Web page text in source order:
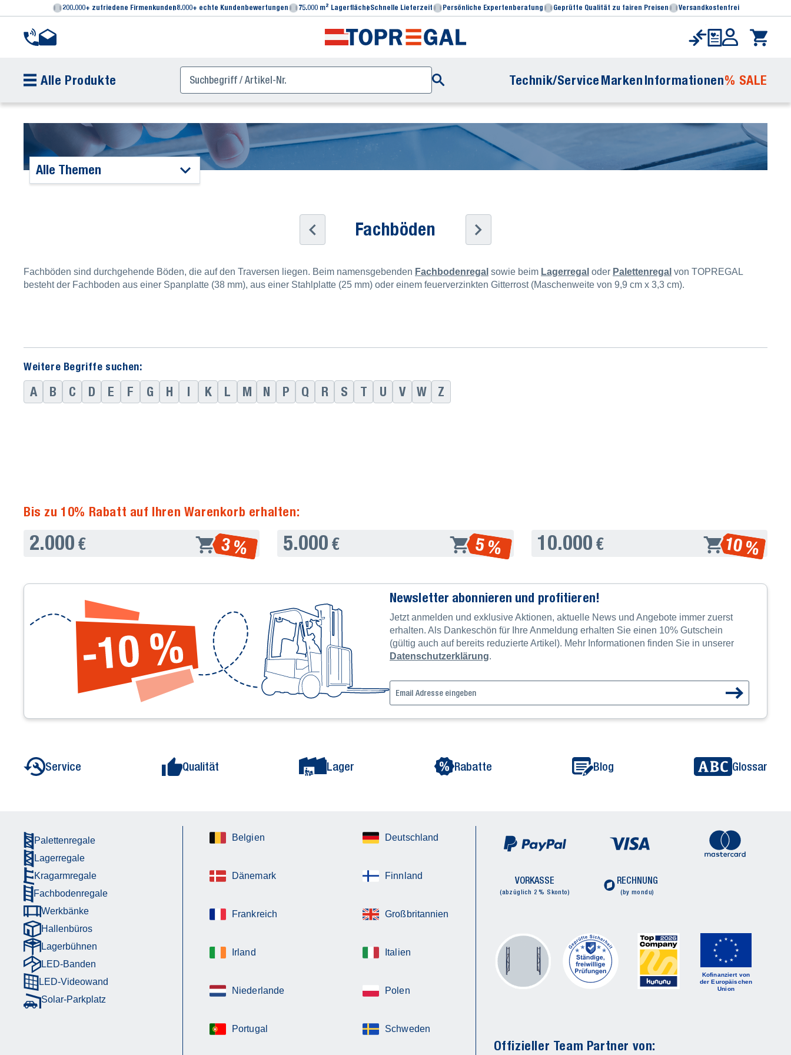
200.000+ zufriedene Firmenkunden8.000+ echte Kundenbewertungen 75.000 m² LagerflächeSchnelle Lieferzeit Persönliche Expertenberatung Geprüfte Qualität zu fairen Preisen Versandkostenfrei
Technik/ServiceMarkenInformationen% SALE
Alle Produkte
Alle Themen
Fachböden
Fachböden sind durchgehende Böden, die auf den Traversen liegen. Beim namensgebenden Fachbodenregal sowie beim Lagerregal oder Palettenregal von TOPREGAL
besteht der Fachboden aus einer Spanplatte (38 mm), aus einer Stahlplatte (25 mm) oder einem feuerverzinkten Gitterrost (Maschenweite von 9,9 cm x 3,3 cm).
Weitere Begriffe suchen:
A B C D E F G H I K L M N P Q R S T U V W Z
Bis zu 10% Rabatt auf Ihren Warenkorb erhalten:
2.000 € 3 % 5.000 € 5 % 10.000 € 10 %
Newsletter abonnieren und profitieren!
Jetzt anmelden und exklusive Aktionen, aktuelle News und Angebote immer zuerst
erhalten. Als Dankeschön für Ihre Anmeldung erhalten Sie einen 10% Gutschein
(gültig auch auf bereits reduzierte Artikel). Mehr Informationen finden Sie in unserer
Datenschutzerklärung.
Service Qualität Lager Rabatte Blog Glossar
Palettenregale
Lagerregale
Kragarmregale
Fachbodenregale
Werkbänke
Hallenbüros
Lagerbühnen
LED-Banden
LED-Videowand
Solar-Parkplatz
Belgien Deutschland
Dänemark Finnland
Frankreich Großbritannien
Irland Italien
Niederlande Polen
Portugal Schweden
VORKASSE
(abzüglich 2 % Skonto)
RECHNUNG
(by mondu)
Kofinanziert von
der Europäischen
Union
Offizieller Team Partner von: